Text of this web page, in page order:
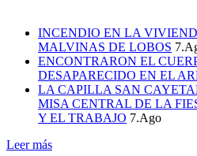
INCENDIO EN LA
MALVINAS DE LOBOS
ENCONTRARON EL
DESAPARECIDO EN EL
LA CAPILLA SAN
MISA CENTRAL DE LA
Y EL TRABAJO 7.Ago
Leer más